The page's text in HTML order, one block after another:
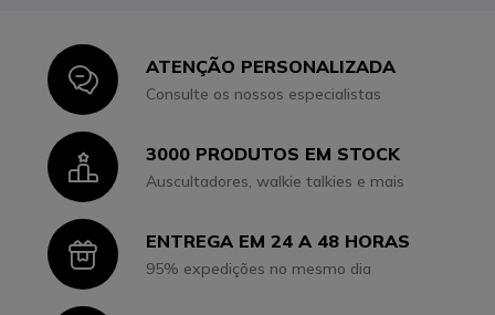
IconATENÇÃO PERSONALIZADA
Consulte os nossos especialistas
Icon3000 PRODUTOS EM STOCK
Auscultadores, walkie talkies e mais
IconENTREGA EM 24 A 48 HORAS
95% expedições no mesmo dia